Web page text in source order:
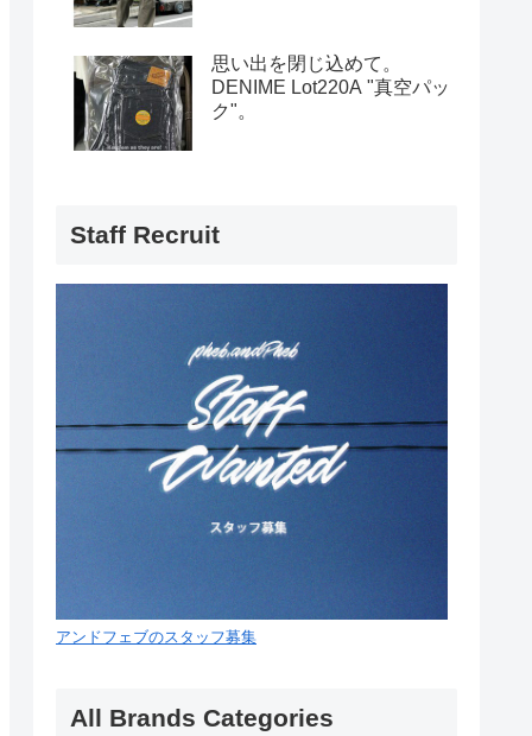
思い出を閉じ込めて。
DENIME Lot220A "真空パッ
ク"。
Staff Recruit
アンドフェブのスタッフ募集
All Brands Categories